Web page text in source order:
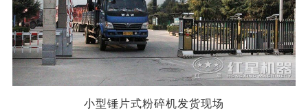
小型锤片式粉碎机发货现场